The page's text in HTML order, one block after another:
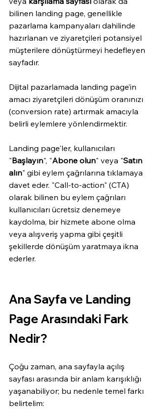
bilinen landing page, genellikle
pazarlama kampanyaları dahilinde
hazırlanan ve ziyaretçileri potansiyel
müşterilere dönüştürmeyi hedefleyen
sayfadır.
Dijital pazarlamada landing page’in
amacı ziyaretçileri dönüşüm oranınızı
(conversion rate) artırmak amacıyla
belirli eylemlere yönlendirmektir.
Landing page'ler, kullanıcıları
"Başlayın", "Abone olun" veya "Satın
alın" gibi eylem çağrılarına tıklamaya
davet eder. "Call-to-action" (CTA)
olarak bilinen bu eylem çağrıları
kullanıcıları ücretsiz denemeye
kaydolma, bir hizmete abone olma
veya alışveriş yapma gibi çeşitli
şekillerde dönüşüm yaratmaya ikna
ederler.
Ana Sayfa ve Landing
Page Arasındaki Fark
Nedir?
Çoğu zaman, ana sayfayla açılış
sayfası arasında bir anlam karışıklığı
yaşanabiliyor; bu nedenle temel farkı
belirtelim: